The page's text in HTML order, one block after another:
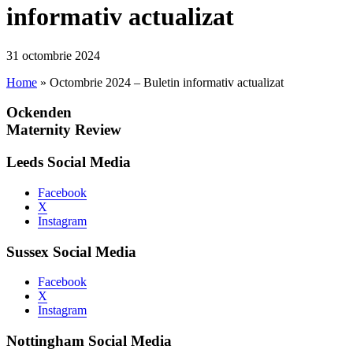
informativ actualizat
31 octombrie 2024
Home » Octombrie 2024 – Buletin informativ actualizat
Ockenden
Maternity Review
Leeds Social Media
Facebook
X
Instagram
Sussex Social Media
Facebook
X
Instagram
Nottingham Social Media